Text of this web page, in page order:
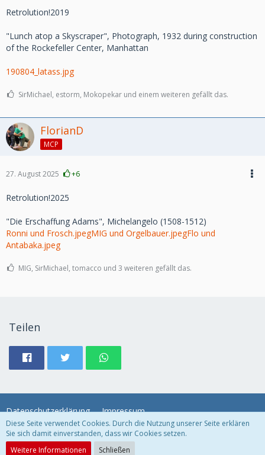
Retrolution!2019
"Lunch atop a Skyscraper", Photograph, 1932 during construction
of the Rockefeller Center, Manhattan
190804_latass.jpg
SirMichael, estorm, Mokopekar und einem weiteren gefällt das.
FlorianD
MCP
27. August 2025 +6
Retrolution!2025
"Die Erschaffung Adams", Michelangelo (1508-1512)
Ronni und Frosch.jpegMIG und Orgelbauer.jpegFlo und
Antabaka.jpeg
MIG, SirMichael, tomacco und 3 weiteren gefällt das.
Teilen
Datenschutzerklärung Impressum
Community-Software:
Diese Seite verwendet Cookies. Durch die Nutzung unserer Seite erklären
Sie sich damit einverstanden, dass wir Cookies setzen.
Weitere Informationen
Schließen